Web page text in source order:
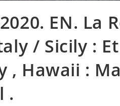
EN. La
/ Sicily :
, Hawaii :
.